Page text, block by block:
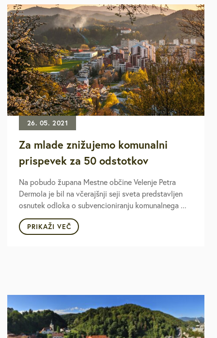
26. 05. 2021
Za mlade znižujemo komunalni
prispevek za 50 odstotkov
Na pobudo župana Mestne občine Velenje Petra
Dermola je bil na včerajšnji seji sveta predstavljen
osnutek odloka o subvencioniranju komunalnega ...
PRIKAŽI VEČ